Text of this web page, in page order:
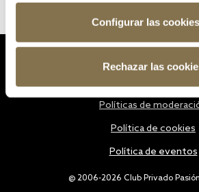
Configurar las cookies
Rechazar las
@ 2006-2026 Club Privado
Políticas de
Política de cookies
Política de eventos